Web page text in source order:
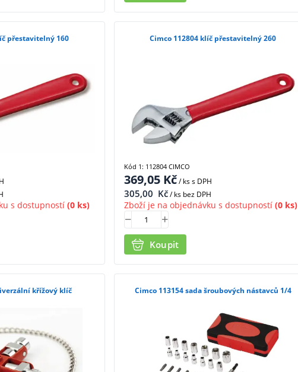
přestavitelný 160
s dostupností (0 ks)
Cimco 112804 klíč přestavitelný 260
369,05Kč/ kss DPH
305,00 Kč/ ks bez DPH
Zboží je na objednávku s dostupností(0 ks)
Koupit
Kód 1: 112804 CIMCO
křížový klíč Cimco 113154 sada šroubových nástavců 1/4